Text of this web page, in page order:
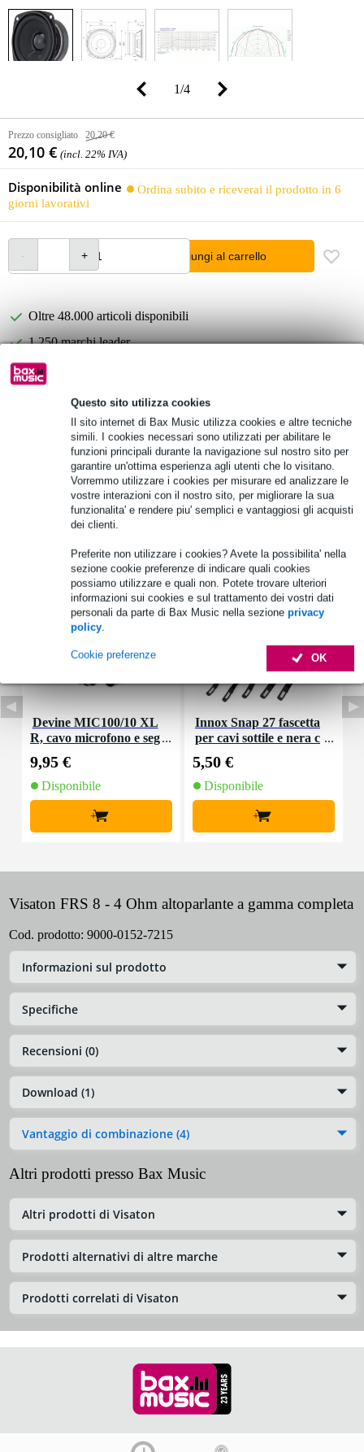
Questo sito utilizza cookies
Il sito internet di Bax Music utilizza cookies e altre tecniche
simili. I cookies necessari sono utilizzati per abilitare le
funzioni principali durante la navigazione sul nostro sito per
garantire un'ottima esperienza agli utenti che lo visitano.
Vorremmo utilizzare i cookies per misurare ed analizzare le
vostre interazioni con il nostro sito, per migliorare la sua
funzionalita' e rendere piu' semplici e vantaggiosi gli acquisti
dei clienti.
Preferite non utilizzare i cookies? Avete la possibilita' nella
sezione cookie preferenze di indicare quali cookies
possiamo utilizzare e quali non. Potete trovare ulteriori
informazioni sui cookies e sul trattamento dei vostri dati
personali da parte di Bax Music nella sezione privacy
policy.
OK
Cookie preferenze
1/4
Prezzo consigliato 20,20 €
20,10 € (incl. 22% IVA)
Disponibilità online
Ordina subito e riceverai il prodotto in 6
giorni lavorativi
Aggiungi al carrello
Oltre 48.000 articoli disponibili
1.250 marchi leader
Informazioni sul prodotto
potenza RMS: 30 W
potenza di picco: 50 W
impedenza nominale: 4 Ohm
Specifiche complete
Devine MIC100/10 XL
R, cavo microfono e seg
9,95 €
Disponibile
+
Innox Snap 27 fascetta
per cavi sottile e nera c
(10 pezzi)
5,50 €
Disponibile
+
Visaton FRS 8 - 4 Ohm altoparlante a gamma completa
Cod. prodotto: 9000-0152-7215
Informazioni sul prodotto
Specifiche
Recensioni (0)
Download (1)
Vantaggio di combinazione (4)
Altri prodotti presso Bax Music
Altri prodotti di Visaton
Prodotti alternativi di altre marche
Prodotti correlati di Visaton